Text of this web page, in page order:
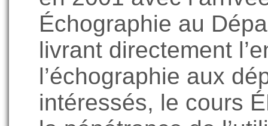
Échographie au
livrant directement
l’échographie aux
intéressés, le cours